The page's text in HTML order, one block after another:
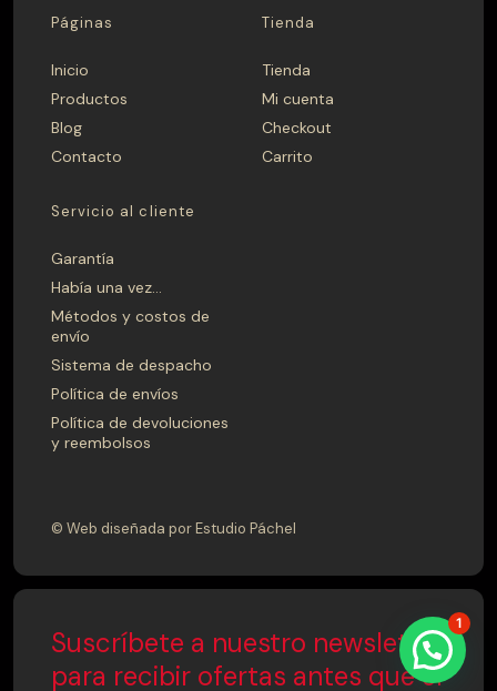
Páginas
Inicio
Productos
Blog
Contacto
Tienda
Tienda
Mi cuenta
Checkout
Carrito
Servicio al cliente
Garantía
Había una vez…
Métodos y costos de
envío
Sistema de despacho
Política de envíos
Política de devoluciones
y reembolsos
© Web diseñada por Estudio Páchel
Suscríbete a nuestro newsletter
para recibir ofertas antes que el
1